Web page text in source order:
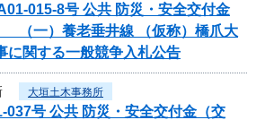
015-8号 公共 防災・安全交付金
（一）養老垂井線 （仮称）橋爪大
に関する一般競争入札公告
大垣土木事務所
037号 公共 防災・安全交付金（交